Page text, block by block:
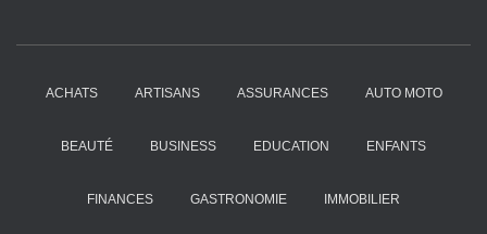
ACHATS ARTISANS ASSURANCES AUTO MOTO
BEAUTÉ BUSINESS EDUCATION ENFANTS
FINANCES GASTRONOMIE IMMOBILIER